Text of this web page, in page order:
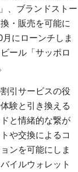
、ブランドストー
・販売を可能に
にローンチしま
ール「サッポロ
引サービスの役
験と引き換える
と情緒的な繋が
や交換によるコ
ンを可能にしま
イルウォレット